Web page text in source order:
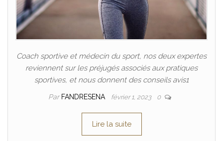
Coach sportive et médecin du sport, nos deux expertes
reviennent sur les préjugés associés aux pratiques
sportives, et nous donnent des conseils avis1
Par FANDRESENA février 1, 2023 0
Lire la suite